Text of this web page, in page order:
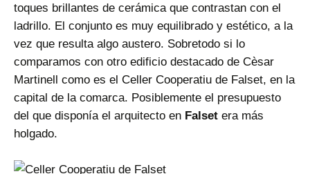
toques brillantes de cerámica que contrastan con el
ladrillo. El conjunto es muy equilibrado y estético, a la
vez que resulta algo austero. Sobretodo si lo
comparamos con otro edificio destacado de Cèsar
Martinell como es el Celler Cooperatiu de Falset, en la
capital de la comarca. Posiblemente el presupuesto
del que disponía el arquitecto en Falset era más
holgado.